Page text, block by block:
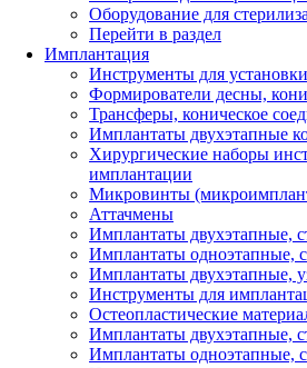
Оборудование для
Перейти в раздел
Имплантация
Инструменты для
Формирователи десны,
Трансферы, коническое
Имплантаты двухэтапные
Хирургические наборы
имплантации
Микровинты
Аттачмены
Имплантаты двухэтапные,
Имплантаты одноэтапные,
Имплантаты двухэтапные,
Инструменты для
Остеопластические
Имплантаты двухэтапные,
Имплантаты одноэтапные,